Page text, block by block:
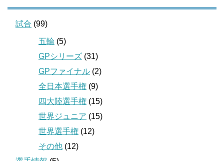
試合 (99)
五輪 (5)
GPシリーズ (31)
GPファイナル (2)
全日本選手権 (9)
四大陸選手権 (15)
世界ジュニア (15)
世界選手権 (12)
その他 (12)